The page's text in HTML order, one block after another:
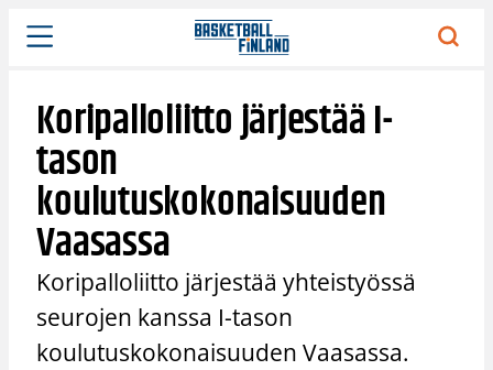
Siirry
sisältöön
Koripalloliitto järjestää I-
tason
koulutuskokonaisuuden
Vaasassa
Koripalloliitto järjestää yhteistyössä
seurojen kanssa I-tason
koulutuskokonaisuuden Vaasassa.